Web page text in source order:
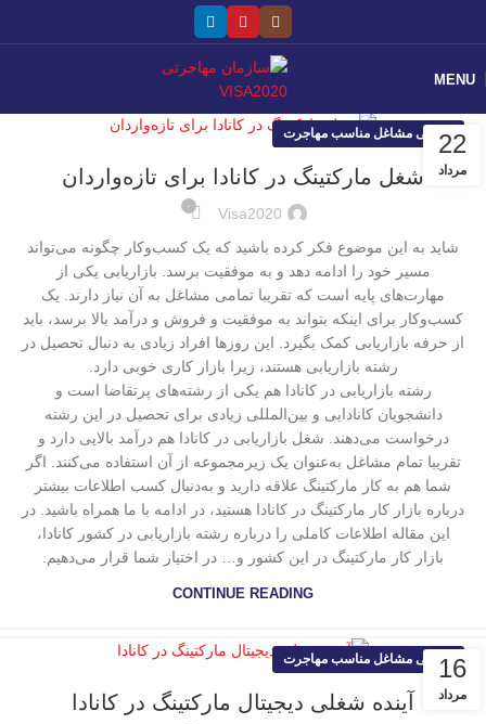
MENU
22
مرداد
معرفی مشاغل مناسب مهاجرت
شغل مارکتینگ در کانادا برای تازه‌واردان
Visa2020 ۰
شاید به این موضوع فکر کرده باشید که یک کسب‌وکار چگونه می‌تواند
مسیر خود را ادامه دهد و به موفقیت برسد. بازاریابی یکی از
مهارت‌های پایه است که تقریبا تمامی مشاغل به آن نیاز دارند. یک
کسب‌وکار برای اینکه بتواند به موفقیت و فروش و درآمد بالا برسد، باید
از حرفه بازاریابی کمک بگیرد. این روزها افراد زیادی به دنبال تحصیل در
رشته بازاریابی هستند، زیرا بازار کاری خوبی دارد.
رشته بازاریابی در کانادا هم یکی از رشته‌های پرتقاضا است و
دانشجویان کانادایی و بین‌المللی زیادی برای تحصیل در این رشته
درخواست می‌دهند. شغل بازاریابی در کانادا هم درآمد بالایی دارد و
تقریبا تمام مشاغل به‌عنوان یک زیرمجموعه از آن استفاده می‌کنند. اگر
شما هم به کار مارکتینگ علاقه دارید و به‌دنبال کسب اطلاعات بیشتر
درباره بازار کار مارکتینگ در کانادا هستید، در ادامه با ما همراه باشید. در
این مقاله اطلاعات کاملی را درباره رشته بازاریابی در کشور کانادا،
بازار کار مارکتینگ در این کشور و… در اختیار شما قرار می‌دهیم.
CONTINUE READING
16
مرداد
معرفی مشاغل مناسب مهاجرت
آینده شغلی دیجیتال مارکتینگ در کانادا